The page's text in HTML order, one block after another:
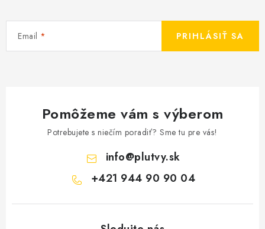
Email PRIHLÁSIŤ SA
Pomôžeme vám s výberom
Potrebujete s niečím poradiť? Sme tu pre vás!
info@plutvy.sk
+421 944 90 90 04